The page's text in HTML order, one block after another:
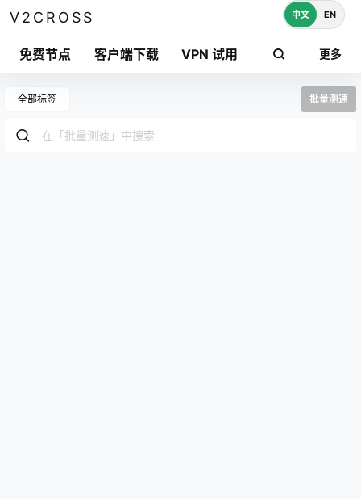
V2CROSS
免费节点 客户端下载 VPN 试用 更多
中文 EN
全部标签 批量测速